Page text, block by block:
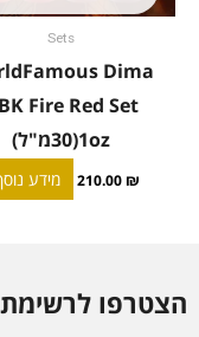
Sets
Dima
Fire Red Set
1oz(30מ"ל)
210.00 ₪ מידע
הצטרפו